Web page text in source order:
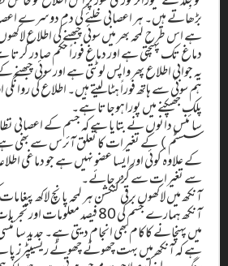
بڑھاتے ہیں۔ ہر اعصابی خلئے کی دم دوسرے
ہے اس طرح لمحہ بھر میں سوئی چبھنے کی اطلاع
دماغ تک پہنچتی ہے اور دماغ فوراً حکم صادر کرتا
یہ جوابی اطلاع پھر واپس لوٹتی ہے اور سوئی
ہم سوئی سے ہاتھ فوراً ہٹالیتے ہیں۔ اطلاع کی
پلک جھپکنے میں پوراہوجاتا ہے۔
سائنس دانوں نے بتایا ہے کہ جسم کے اعصابی
سسٹم) کے تغیرات کا تعلق آئرس سے بھی
کے علاوہ کوئی اور ایسا عضو نہیں ہے جو دماغی
سے تغیرات سے گزر جائے۔
آنکھ میں لاکھوں برقی کنکشن ہر لمحہ پانچ لاکھ
آنکھ ہمارے جسم کی 80 فیصد
میں پہنچانے کاکام بھی انجام دیتی ہے۔ جدید
ہے کہ آنکھ میں بہت چھوٹے چھوٹے ریسیپٹرز